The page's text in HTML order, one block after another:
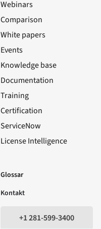
Webinars
Comparison
White papers
Events
Knowledge base
Documentation
Training
Certification
ServiceNow
License Intelligence
Glossar
Kontakt
+1 281-599-3400